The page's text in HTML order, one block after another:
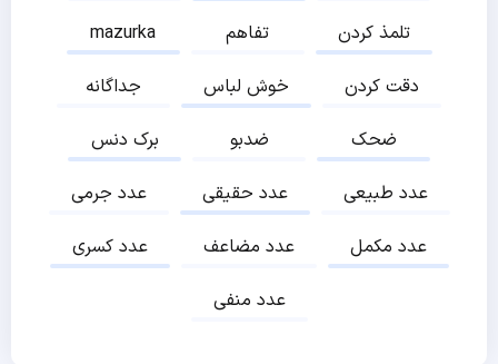
mazurka
تفاهم
تلمذ کردن
جداگانه
خوش لباس
دقت کردن
برک دنس
ضدبو
ضحک
عدد جرمی
عدد حقیقی
عدد طبیعی
عدد کسری
عدد مضاعف
عدد مکمل
عدد منفی